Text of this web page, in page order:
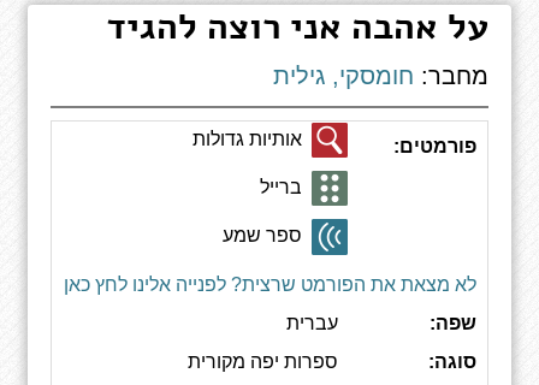
על אהבה אני רוצה להגיד
מחבר: חומסקי, גילית
פורמטים: אותיות גדולות
ברייל
ספר שמע
לא מצאת את הפורמט שרצית? לפנייה אלינו לחץ כאן
שפה:
עברית
סוגה:
ספרות יפה מקורית